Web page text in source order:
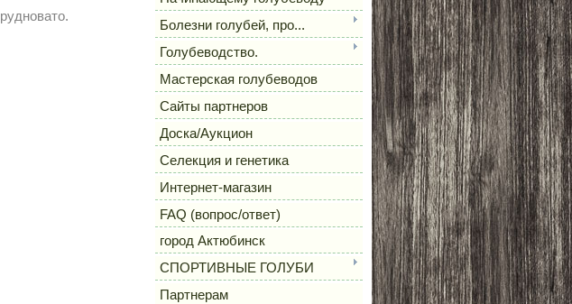
Болезни голубей, про...
Голубеводство.
Мастерская голубеводов
Сайты партнеров
Доска/Аукцион
Селекция и генетика
Интернет-магазин
FAQ (вопрос/ответ)
город Актюбинск
СПОРТИВНЫЕ ГОЛУБИ
Партнерам